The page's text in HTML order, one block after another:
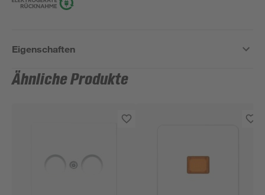
Eigenschaften
Ähnliche Produkte